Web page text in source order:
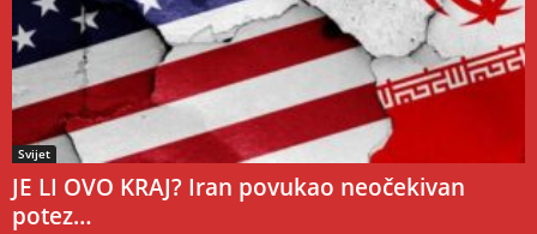
Svijet
JE LI OVO KRAJ? Iran povukao neočekivan
potez…